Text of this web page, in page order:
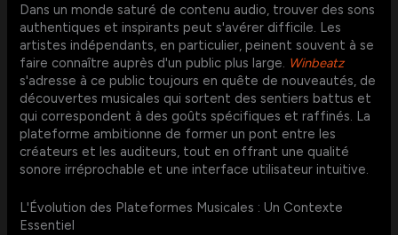
Dans un monde saturé de contenu audio, trouver des sons
authentiques et inspirants peut s'avérer difficile. Les
artistes indépendants, en particulier, peinent souvent à se
faire connaître auprès d'un public plus large. Winbeatz
s'adresse à ce public toujours en quête de nouveautés, de
découvertes musicales qui sortent des sentiers battus et
qui correspondent à des goûts spécifiques et raffinés. La
plateforme ambitionne de former un pont entre les
créateurs et les auditeurs, tout en offrant une qualité
sonore irréprochable et une interface utilisateur intuitive.
L'Évolution des Plateformes Musicales : Un Contexte
Essentiel